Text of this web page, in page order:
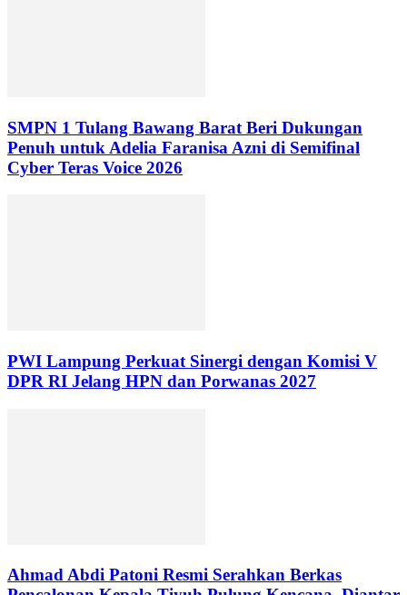
SMPN 1 Tulang Bawang Barat Beri Dukungan
Penuh untuk Adelia Faranisa Azni di Semifinal
Cyber Teras Voice 2026
PWI Lampung Perkuat Sinergi dengan Komisi V
DPR RI Jelang HPN dan Porwanas 2027
Ahmad Abdi Patoni Resmi Serahkan Berkas